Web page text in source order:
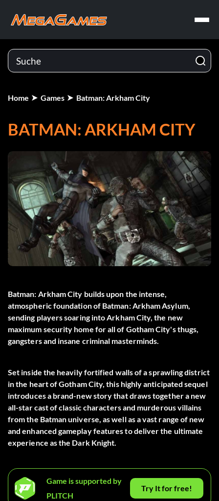
Home Games Batman: Arkham City
BATMAN: ARKHAM CITY
Batman: Arkham City builds upon the intense,
atmospheric foundation of Batman: Arkham Asylum,
sending players soaring into Arkham City, the new
maximum security home for all of Gotham City's thugs,
gangsters and insane criminal masterminds.
Set inside the heavily fortified walls of a sprawling district
in the heart of Gotham City, this highly anticipated sequel
introduces a brand-new story that draws together a new
all-star cast of classic characters and murderous villains
from the Batman universe, as well as a vast range of new
and enhanced gameplay features to deliver the ultimate
Game is supported by
PLITCH
Try It for free!